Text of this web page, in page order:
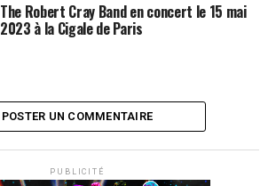
The Robert Cray Band en concert le 15 mai
2023 à la Cigale de Paris
POSTER UN COMMENTAIRE
PUBLICITÉ